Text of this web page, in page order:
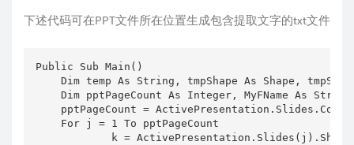
下述代码可在PPT文件所在位置生成包含提取文字的txt文件
Public Sub Main()
Dim temp As String, tmpShape As Shape,
    Dim pptPageCount As Integer, MyFName As String
    pptPageCount = ActivePresentation.Slides.Count
    For j = 1 To pptPageCount
k =